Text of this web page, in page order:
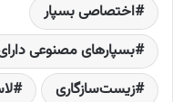
اختصاصی بسپار
بسپارهای مصنوعی
زیست‌سازگاری